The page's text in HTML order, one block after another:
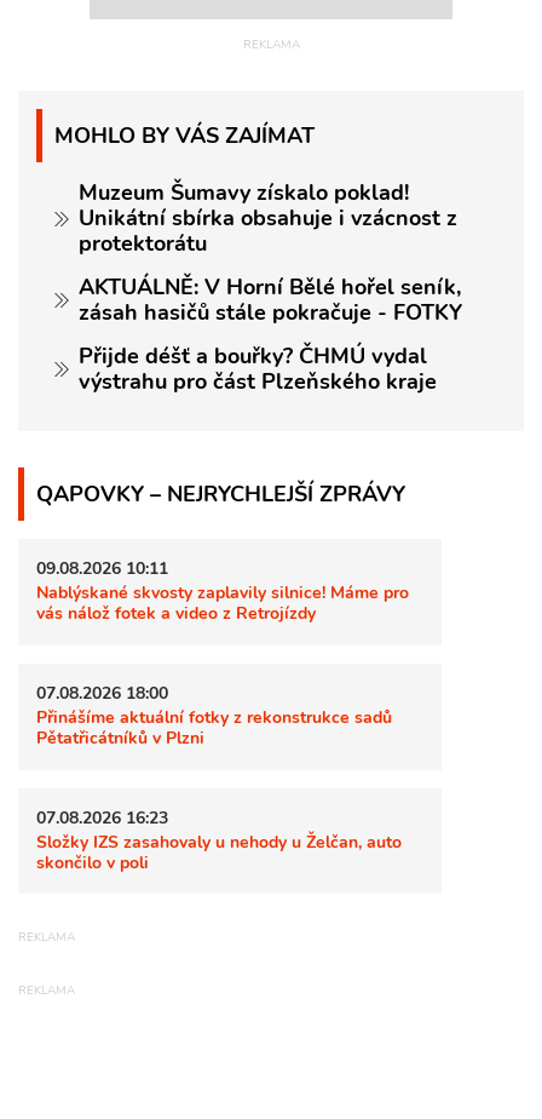
MOHLO BY VÁS ZAJÍMAT
Muzeum Šumavy získalo poklad!
Unikátní sbírka obsahuje i vzácnost z
protektorátu
AKTUÁLNĚ: V Horní Bělé hořel seník,
zásah hasičů stále pokračuje - FOTKY
Přijde déšť a bouřky? ČHMÚ vydal
výstrahu pro část Plzeňského kraje
QAPOVKY – NEJRYCHLEJŠÍ ZPRÁVY
09.08.2026 10:11
Nablýskané skvosty zaplavily silnice! Máme pro
vás nálož fotek a video z Retrojízdy
07.08.2026 18:00
Přinášíme aktuální fotky z rekonstrukce sadů
Pětatřicátníků v Plzni
07.08.2026 16:23
Složky IZS zasahovaly u nehody u Želčan, auto
skončilo v poli